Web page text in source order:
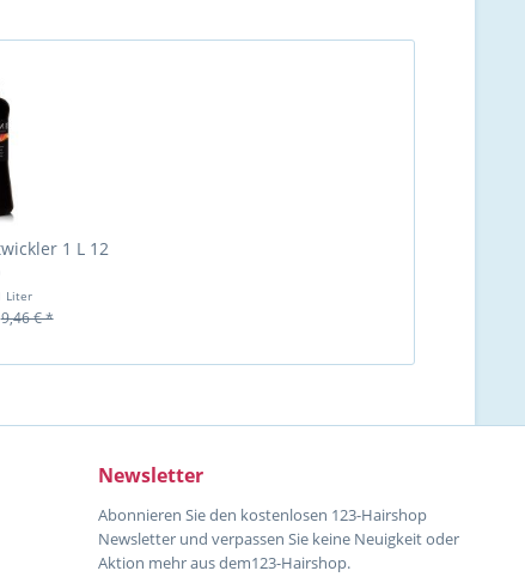
1 L 12
Liter
9,46 € *
Newsletter
Abonnieren Sie den kostenlosen 123-Hairshop
Newsletter und verpassen Sie keine Neuigkeit oder
Aktion mehr aus dem123-Hairshop.